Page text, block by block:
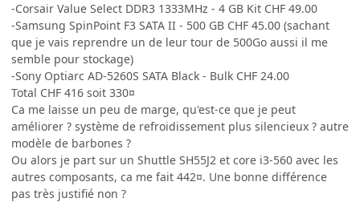
-Corsair Value Select DDR3 1333MHz - 4 GB Kit CHF 49.00
-Samsung SpinPoint F3 SATA II - 500 GB CHF 45.00 (sachant
que je vais reprendre un de leur tour de 500Go aussi il me
semble pour stockage)
-Sony Optiarc AD-5260S SATA Black - Bulk CHF 24.00
Total CHF 416 soit 330¤
Ca me laisse un peu de marge, qu'est-ce que je peut
améliorer ? système de refroidissement plus silencieux ? autre
modèle de barbones ?
Ou alors je part sur un Shuttle SH55J2 et core i3-560 avec les
autres composants, ca me fait 442¤. Une bonne différence
pas très justifié non ?